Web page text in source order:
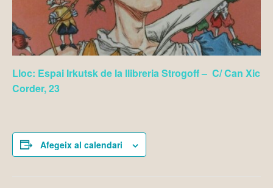
Lloc: Espai Irkutsk de la llibreria Strogoff – C/ Can Xic
Corder, 23
Afegeix al calendari